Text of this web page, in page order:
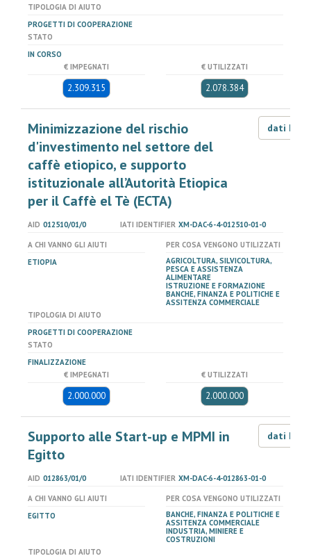
TIPOLOGIA DI AIUTO
PROGETTI DI COOPERAZIONE
STATO
IN CORSO
€ IMPEGNATI
2.309.315
€ UTILIZZATI
2.078.384
Minimizzazione del rischio
d'investimento nel settore del
caffè etiopico, e supporto
istituzionale all’Autorità Etiopica
per il Caffè el Tè (ECTA)
dati LOD
AID 012510/01/0 IATI IDENTIFIER XM-DAC-6-4-012510-01-0
A CHI VANNO GLI AIUTI
ETIOPIA
PER COSA VENGONO UTILIZZATI
AGRICOLTURA, SILVICOLTURA,
PESCA E ASSISTENZA
ALIMENTARE
ISTRUZIONE E FORMAZIONE
BANCHE, FINANZA E POLITICHE E
ASSITENZA COMMERCIALE
TIPOLOGIA DI AIUTO
PROGETTI DI COOPERAZIONE
STATO
FINALIZZAZIONE
€ IMPEGNATI
2.000.000
€ UTILIZZATI
2.000.000
Supporto alle Start-up e MPMI in
Egitto
dati LOD
AID 012863/01/0 IATI IDENTIFIER XM-DAC-6-4-012863-01-0
A CHI VANNO GLI AIUTI
EGITTO
PER COSA VENGONO UTILIZZATI
BANCHE, FINANZA E POLITICHE E
ASSITENZA COMMERCIALE
INDUSTRIA, MINIERE E
COSTRUZIONI
TIPOLOGIA DI AIUTO